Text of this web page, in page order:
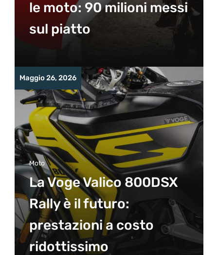
le moto: 90 milioni messi
sul piatto
Maggio 26, 2026
Moto
La Voge Valico 800DSX
Rally è il futuro:
prestazioni a costo
ridottissimo